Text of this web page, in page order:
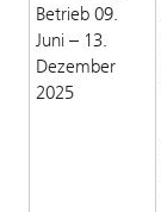
Betrieb 09.
Juni – 13.
Dezember
2025